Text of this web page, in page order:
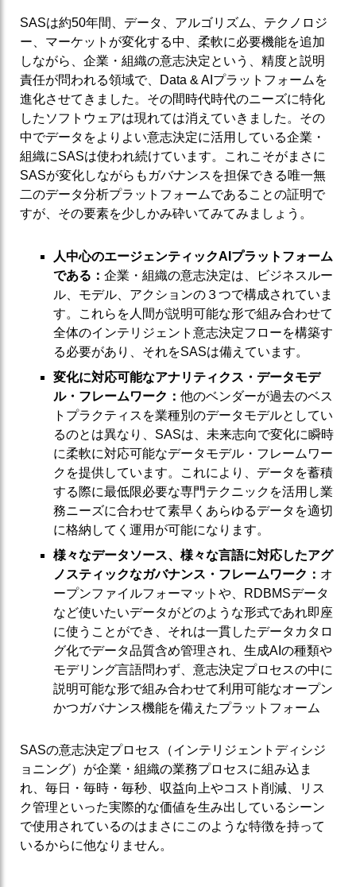
SASは約50年間、データ、アルゴリズム、テクノロジ
ー、マーケットが変化する中、柔軟に必要機能を追加
しながら、企業・組織の意志決定という、精度と説明
責任が問われる領域で、Data & AIプラットフォームを
進化させてきました。その間時代時代のニーズに特化
したソフトウェアは現れては消えていきました。その
中でデータをよりよい意志決定に活用している企業・
組織にSASは使われ続けています。これこそがまさに
SASが変化しながらもガバナンスを担保できる唯一無
二のデータ分析プラットフォームであることの証明で
すが、その要素を少しかみ砕いてみてみましょう。
人中心のエージェンティックAIプラットフォーム
である： 企業・組織の意志決定は、ビジネスルー
ル、モデル、アクションの３つで構成されていま
す。これらを人間が説明可能な形で組み合わせて
全体のインテリジェント意志決定フローを構築す
る必要があり、それをSASは備えています。
変化に対応可能なアナリティクス・データモデ
ル・フレームワーク： 他のベンダーが過去のベス
トプラクティスを業種別のデータモデルとしてい
るのとは異なり、SASは、未来志向で変化に瞬時
に柔軟に対応可能なデータモデル・フレームワー
クを提供しています。これにより、データを蓄積
する際に最低限必要な専門テクニックを活用し業
務ニーズに合わせて素早くあらゆるデータを適切
に格納してく運用が可能になります。
様々なデータソース、様々な言語に対応したアグ
ノスティックなガバナンス・フレームワーク： オ
ープンファイルフォーマットや、RDBMSデータ
など使いたいデータがどのような形式であれ即座
に使うことができ、それは一貫したデータカタロ
グ化でデータ品質含め管理され、生成AIの種類や
モデリング言語問わず、意志決定プロセスの中に
説明可能な形で組み合わせて利用可能なオープン
かつガバナンス機能を備えたプラットフォーム
SASの意志決定プロセス（インテリジェントディシジ
ョニング）が企業・組織の業務プロセスに組み込ま
れ、毎日・毎時・毎秒、収益向上やコスト削減、リス
ク管理といった実際的な価値を生み出しているシーン
で使用されているのはまさにこのような特徴を持って
いるからに他なりません。